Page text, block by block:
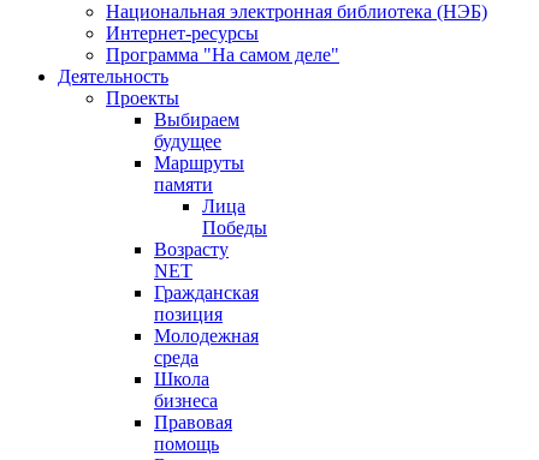
Национальная электронная библиотека (НЭБ)
Интернет-ресурсы
Программа "На самом деле"
Деятельность
Проекты
Выбираем
будущее
Маршруты
памяти
Лица
Победы
Возрасту
NET
Гражданская
позиция
Молодежная
среда
Школа
бизнеса
Правовая
помощь